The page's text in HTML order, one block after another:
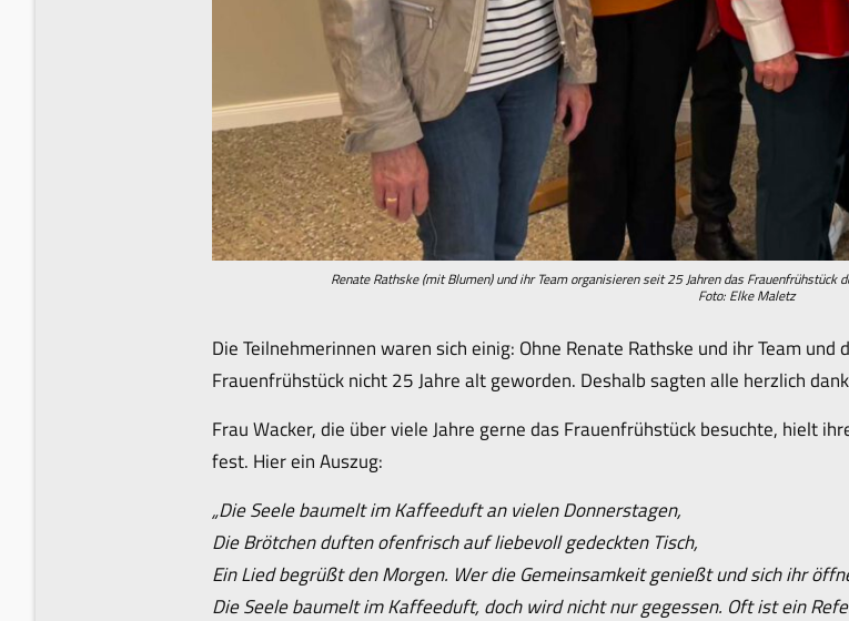
Renate Rathske (mit Blumen) und ihr Team organisieren seit 25 Jahren das Frauenfrühstück
Foto: Elke Maletz
Die Teilnehmerinnen waren sich einig: Ohne Renate Rathske und ihr Team
Frauenfrühstück nicht 25 Jahre alt geworden. Deshalb sagten alle herzlich
Frau Wacker, die über viele Jahre gerne das Frauenfrühstück besuchte, hielt
fest. Hier ein Auszug:
„Die Seele baumelt im Kaffeeduft an vielen Donnerstagen,
Die Brötchen duften ofenfrisch auf liebevoll gedeckten Tisch,
Ein Lied begrüßt den Morgen. Wer die Gemeinsamkeit genießt und sich ihr
Die Seele baumelt im Kaffeeduft, doch wird nicht nur gegessen. Oft ist ein